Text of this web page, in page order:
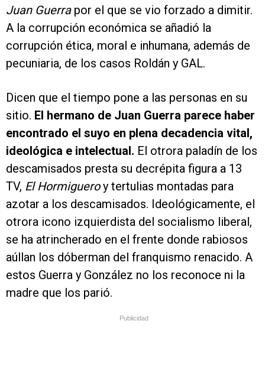
Juan Guerrapor el que se vio forzado a dimitir.
A la corrupción económica se añadió la
corrupción ética, moral e inhumana, además de
pecuniaria, de los casos Roldán y GAL.
Dicen que el tiempo pone a las personas en su
sitio. El hermano de Juan Guerra parece haber
encontrado el suyo en plena decadencia vital,
ideológica e intelectual. El otrora paladín de los
descamisados presta su decrépita figura a 13
TV, El Hormigueroy tertulias montadas para
azotar a los descamisados. Ideológicamente, el
otrora icono izquierdista del socialismo liberal,
se ha atrincherado en el frente donde rabiosos
aúllan los dóberman del franquismo renacido. A
estos Guerra y González no los reconoce ni la
madre que los parió.
Publicidad